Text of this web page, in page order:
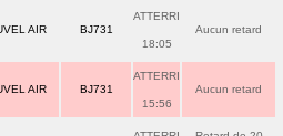
AIR BJ731
ATTERRI
18:05
Aucun retard
AIR BJ731
ATTERRI
15:56
Aucun retard